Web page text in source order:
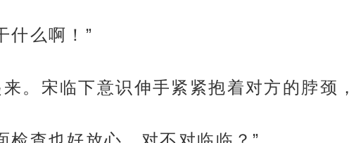
什么啊！”
。宋临下意识伸手紧紧抱着对方的脖颈